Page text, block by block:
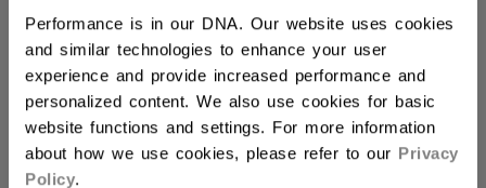
Performance is in our DNA. Our website uses cookies
and similar technologies to enhance your user
experience and provide increased performance and
personalized content. We also use cookies for basic
website functions and settings. For more information
about how we use cookies, please refer to our Privacy
Policy.
LEGG I HANDLEKURV
FINN I BUTIKK
Fraktvilkår